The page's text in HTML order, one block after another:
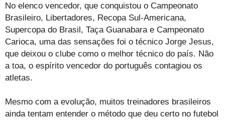
No elenco vencedor, que conquistou o Campeonato
Brasileiro, Libertadores, Recopa Sul-Americana,
Supercopa do Brasil, Taça Guanabara e Campeonato
Carioca, uma das sensações foi o técnico Jorge Jesus,
que deixou o clube como o melhor técnico do país. Não
a toa, o espírito vencedor do português contagiou os
atletas.
Mesmo com a evolução, muitos treinadores brasileiros
ainda tentam entender o método que deu certo no futebol